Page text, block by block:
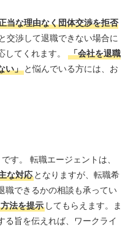
当な理由なく団体交渉を拒否
交渉して退職できない場合に
してくれます。
「会社を退職
い」と悩んでいる方には、お
す。 転職エージェントは、
な対応となりますが、転職希
職できるかの相談も承ってい
法を提示してもらえます。ま
る旨を伝えれば、ワークライ